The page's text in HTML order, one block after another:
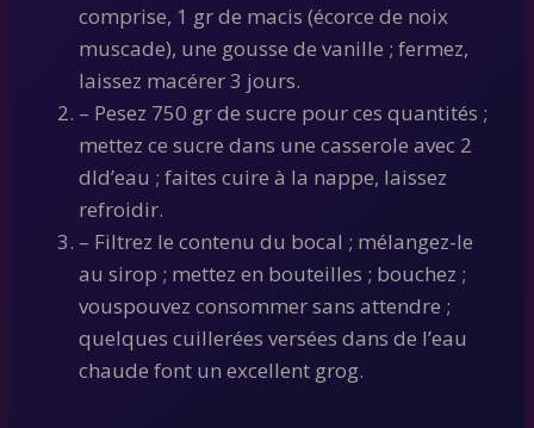
comprise, 1 gr de macis (écorce de noix
muscade), une gousse de vanille ; fermez,
laissez macérer 3 jours.
– Pesez 750 gr de sucre pour ces quantités ;
mettez ce sucre dans une casserole avec 2
dld’eau ; faites cuire à la nappe, laissez
refroidir.
– Filtrez le contenu du bocal ; mélangez-le
au sirop ; mettez en bouteilles ; bouchez ;
vouspouvez consommer sans attendre ;
quelques cuillerées versées dans de l’eau
chaude font un excellent grog.